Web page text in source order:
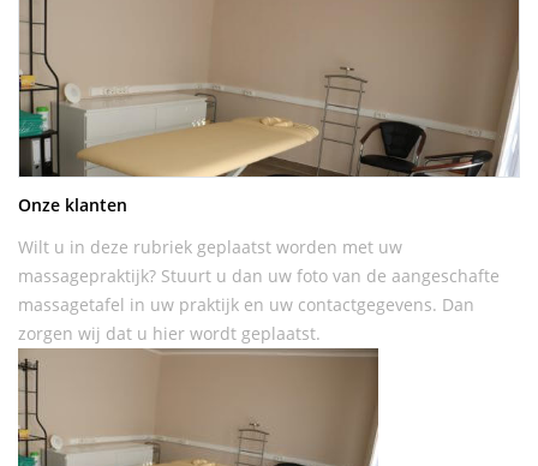
Onze klanten
Wilt u in deze rubriek geplaatst worden met uw
massagepraktijk? Stuurt u dan uw foto van de aangeschafte
massagetafel in uw praktijk en uw contactgegevens. Dan
zorgen wij dat u hier wordt geplaatst.